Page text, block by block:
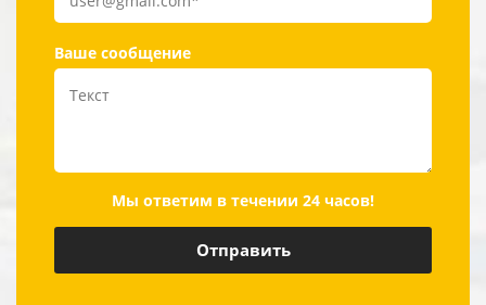
Ваше сообщение
Мы ответим в течении 24 часов!